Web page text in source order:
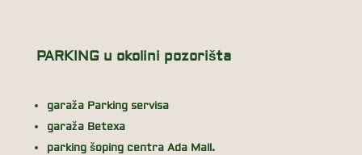
PARKING u okolini pozorišta
garaža Parking servisa
garaža Betexa
parking šoping centra Ada Mall.